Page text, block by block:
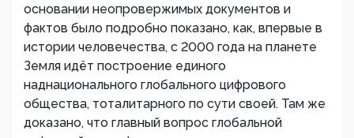
основании неопровержимых документов и
фактов было подробно показано, как, впервые в
истории человечества, с 2000 года на планете
Земля идёт построение единого
наднационального глобального цифрового
общества, тоталитарного по сути своей. Там же
доказано, что главный вопрос глобальной